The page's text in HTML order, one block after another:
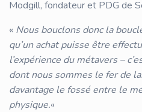
Modgill, fondateur et PDG de
« Nous bouclons donc la
qu’un achat puisse être
l’expérience du métavers –
dont nous sommes le fer de
davantage le fossé entre le
physique.«